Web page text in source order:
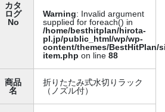
カタ
ログ
No
Warning: Invalid argument
supplied for foreach() in
/home/besthitplan/hirota-
pl.jp/public_html/wp/wp-
content/themes/BestHitPlan/
item.php on line88
商品
名
折りたたみ式水切りラック
（ノズル付）